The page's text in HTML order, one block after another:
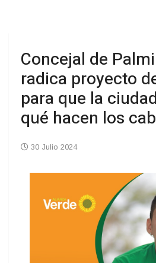
Concejal de
radica proyecto
para que la
qué hacen los
30 Julio 2024